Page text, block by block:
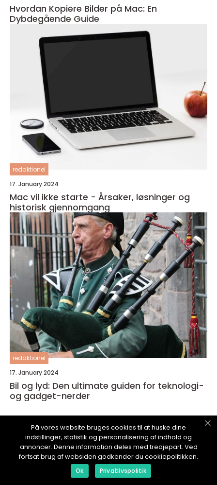
Hvordan Kopiere Bilder på Mac: En
Dybdegående Guide
redaktionel
17. January 2024
Mac vil ikke starte - Årsaker, løsninger og
historisk gjennomgang
redaktionel
17. January 2024
Bil og lyd: Den ultimate guiden for teknologi-
og gadget-nerder
ITBLOGG.no
På vores website bruges cookies til at huske dine
indstillinger, statistik og personalisering af indhold og
annoncer. Denne information deles med tredjepart. Ved
fortsat brug af websiden godkender du cookiepolitikken.
Ok Privatlivspolitik